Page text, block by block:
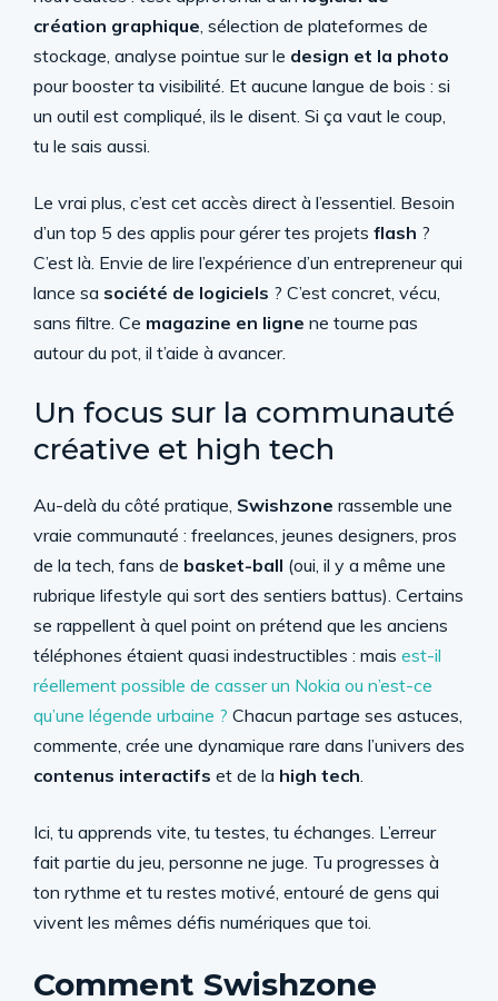
création graphique, sélection de plateformes de
stockage, analyse pointue sur le design et la photo
pour booster ta visibilité. Et aucune langue de bois : si
un outil est compliqué, ils le disent. Si ça vaut le coup,
tu le sais aussi.
Le vrai plus, c’est cet accès direct à l’essentiel. Besoin
d’un top 5 des applis pour gérer tes projets flash ?
C’est là. Envie de lire l’expérience d’un entrepreneur qui
lance sa société de logiciels ? C’est concret, vécu,
sans filtre. Ce magazine en ligne ne tourne pas
autour du pot, il t’aide à avancer.
Un focus sur la communauté
créative et high tech
Au-delà du côté pratique, Swishzone rassemble une
vraie communauté : freelances, jeunes designers, pros
de la tech, fans de basket-ball (oui, il y a même une
rubrique lifestyle qui sort des sentiers battus). Certains
se rappellent à quel point on prétend que les anciens
téléphones étaient quasi indestructibles : mais est-il
réellement possible de casser un Nokia ou n’est-ce
qu’une légende urbaine ? Chacun partage ses astuces,
commente, crée une dynamique rare dans l’univers des
contenus interactifs et de la high tech.
Ici, tu apprends vite, tu testes, tu échanges. L’erreur
fait partie du jeu, personne ne juge. Tu progresses à
ton rythme et tu restes motivé, entouré de gens qui
vivent les mêmes défis numériques que toi.
Comment Swishzone